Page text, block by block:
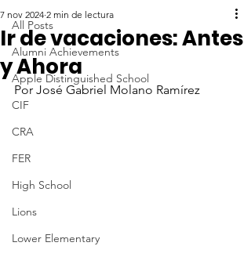
All Posts
Alumni Achievements
Apple Distinguished School
CIF
CRA
FER
High School
Lions
Lower Elementary
Ir de vacaciones: Antes
y Ahora
7 nov 2024 2 min de lectura
Por José Gabriel Molano Ramírez